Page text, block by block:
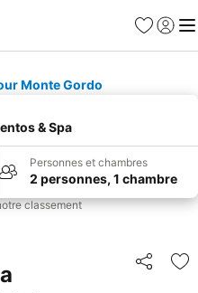
Favoris
Se
Monte Gordo
& Spa
Personnes et chambres
2 personnes, 1 chambre
classement
Partager